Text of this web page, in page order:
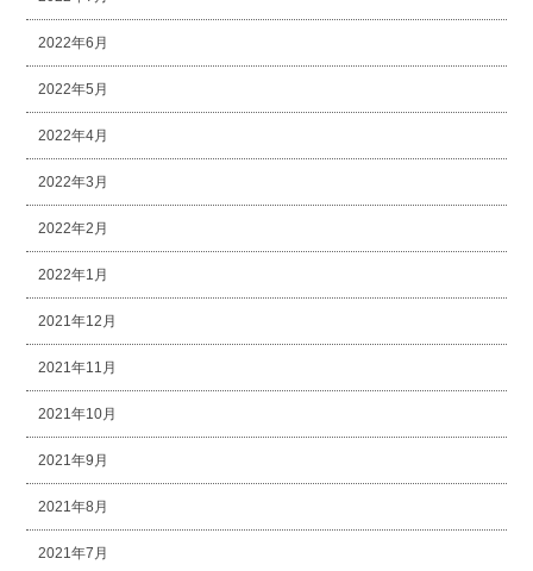
2022年6月
2022年5月
2022年4月
2022年3月
2022年2月
2022年1月
2021年12月
2021年11月
2021年10月
2021年9月
2021年8月
2021年7月